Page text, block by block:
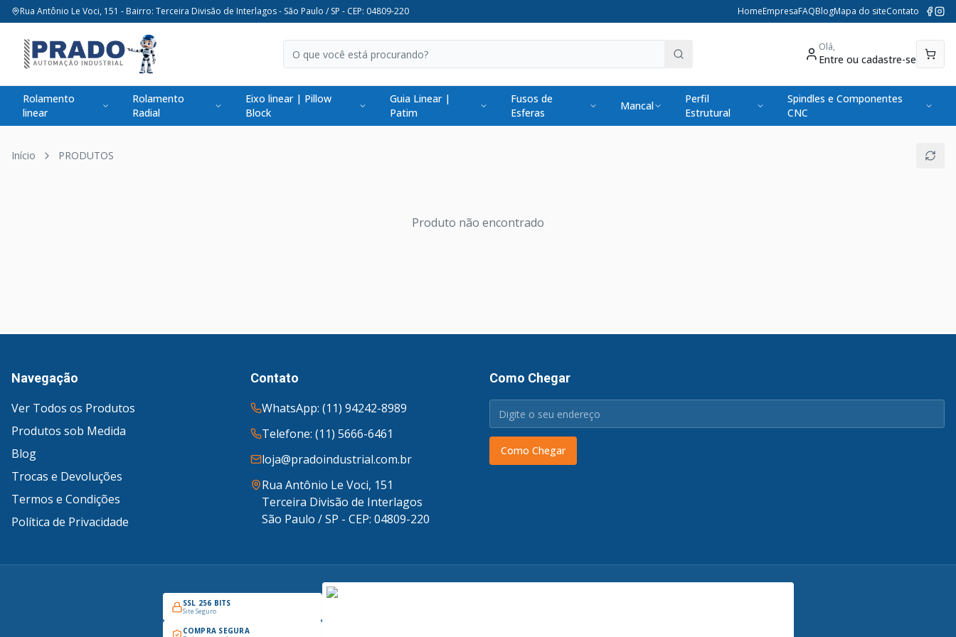
Rua Antônio Le Voci, 151 - Bairro: Terceira Divisão de Interlagos - São Paulo / SP - CEP: 04809-220 HomeEmpresaFAQBlogMapa do siteContato
Olá,
Entre ou cadastre-se
Rolamento
linear
Rolamento
Radial
Eixo linear | Pillow
Block
Guia Linear |
Patim
Fusos de
Esferas
Mancal
Perfil
Estrutural
Spindles e Componentes
CNC
Início PRODUTOS
Produto não encontrado
Navegação
Ver Todos os Produtos
Produtos sob Medida
Blog
Trocas e Devoluções
Termos e Condições
Política de Privacidade
Contato
WhatsApp: (11) 94242-8989
Telefone: (11) 5666-6461
loja@pradoindustrial.com.br
Rua Antônio Le Voci, 151
Terceira Divisão de Interlagos
São Paulo / SP - CEP: 04809-220
Como Chegar
Como Chegar
SSL 256 BITS
Site Seguro
COMPRA SEGURA